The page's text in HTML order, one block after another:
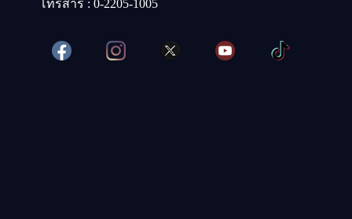
โทรสาร : 0-2205-1005